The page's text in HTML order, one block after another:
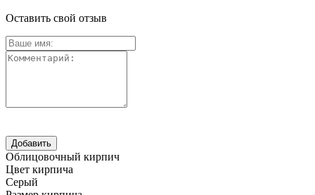
Оставить свой отзыв
Облицовочный кирпич
Цвет кирпича
Серый